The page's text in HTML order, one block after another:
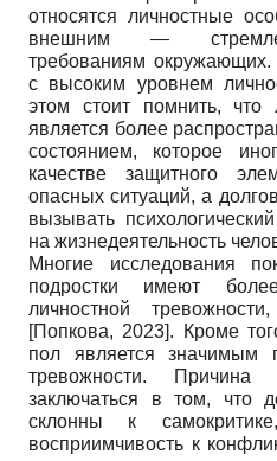
относятся личностные
внешним —
требованиям
с высоким уровнем
этом стоит помнить, что
является более
состоянием, которое
качестве защитного
опасных ситуаций, а
вызывать
на жизнедеятельность
Многие исследования
подростки имеют
личностной
[Попкова, 2023]. Кроме
пол является значимым
тревожности.
заключаться в том, что
склонны к
восприимчивость к